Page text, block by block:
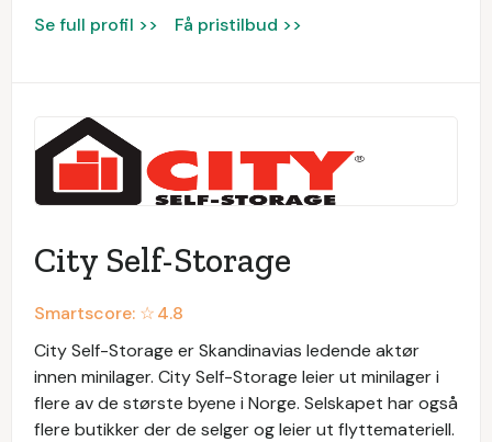
Se full profil >> Få pristilbud >>
City Self-Storage
Smartscore: ☆4.8
City Self-Storage er Skandinavias ledende aktør
innen minilager. City Self-Storage leier ut minilager i
flere av de største byene i Norge. Selskapet har også
flere butikker der de selger og leier ut flyttemateriell.